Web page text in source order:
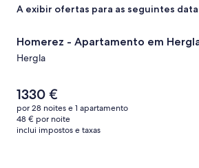
A exibir ofertas para as seguintes
de
imagens
Homerez
-
Apartamento
Homerez - Apartamento em
Hergla
O
preço
é
1330 €
1330 €
por 28 noites e 1 apartamento
48 € por noite
inclui impostos e taxas